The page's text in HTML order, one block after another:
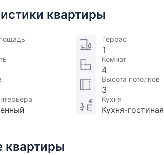
квартиры
Террас
1
Комнат
4
Высота потолков
3
Кухня
Кухня-гостиная
квартиры